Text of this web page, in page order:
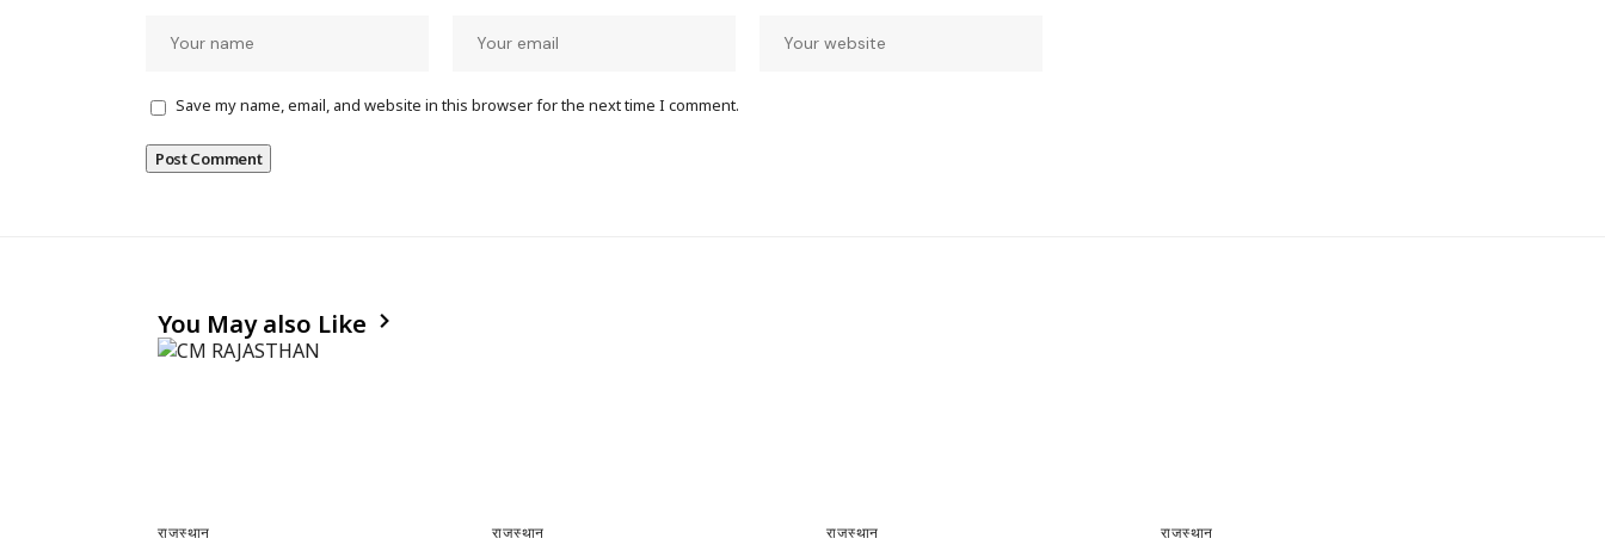
Save my name, email, and website in this browser for the next time I comment.
You May also Like
राजस्थान राजस्थान राजस्थान राजस्थान